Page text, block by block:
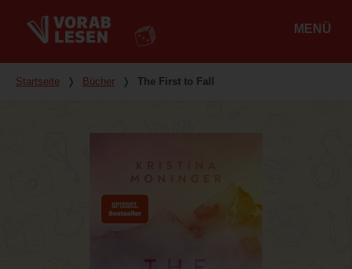
MENÜ
Du bist hier
Startseite ❭ Bücher ❭ The First to Fall